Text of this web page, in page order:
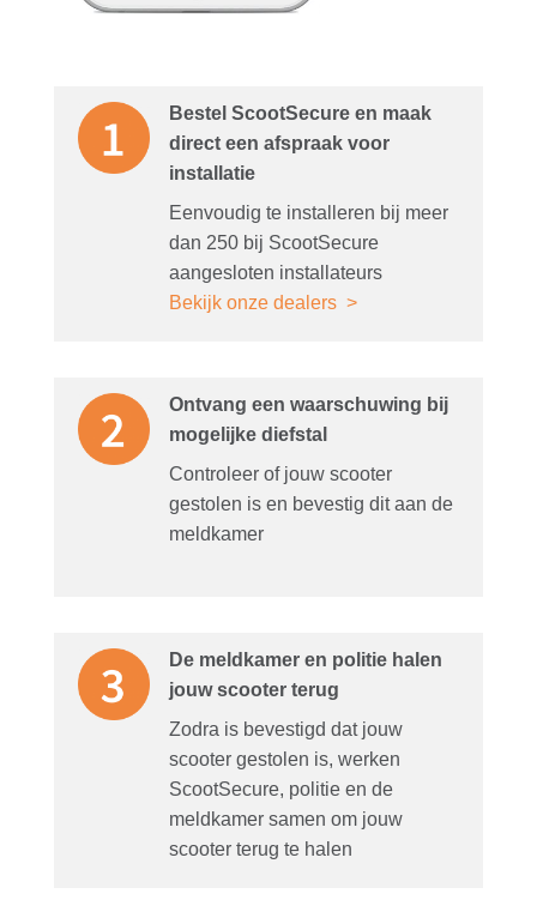
Bestel ScootSecure en maak
direct een afspraak voor
installatie
Eenvoudig te installeren bij meer
dan 250 bij ScootSecure
aangesloten installateurs
Bekijk onze dealers >
Ontvang een waarschuwing bij
mogelijke diefstal
Controleer of jouw scooter
gestolen is en bevestig dit aan de
meldkamer
De meldkamer en politie halen
jouw scooter terug
Zodra is bevestigd dat jouw
scooter gestolen is, werken
ScootSecure, politie en de
meldkamer samen om jouw
scooter terug te halen